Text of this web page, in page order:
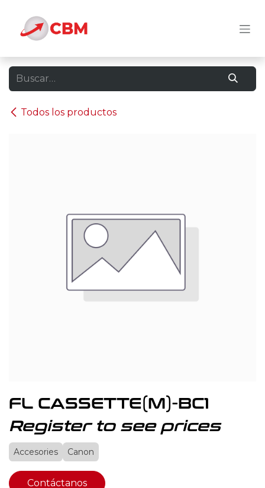
Todos los productos
FL CASSETTE(M)-BC1
Register to see prices
Accesories Canon
Contáctanos